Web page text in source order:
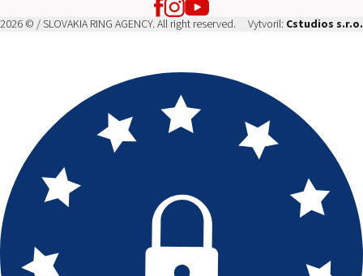
2026 © / SLOVAKIA RING AGENCY. All right reserved. Vytvoril: Cstudios s.r.o.